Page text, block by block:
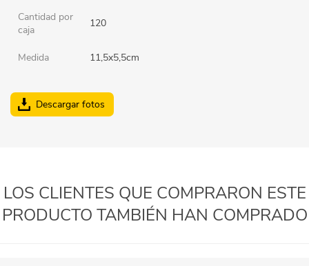
Cantidad por
caja
120
Medida 11,5x5,5cm
Descargar fotos
LOS CLIENTES QUE COMPRARON ESTE
PRODUCTO TAMBIÉN HAN COMPRADO